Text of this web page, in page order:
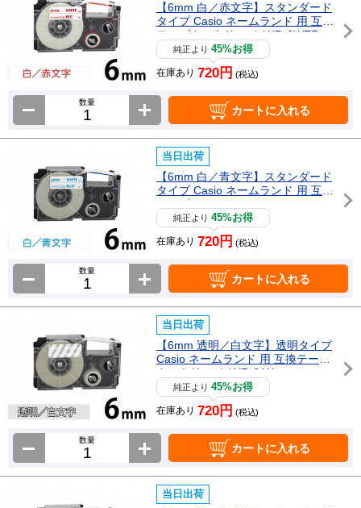
【6mm 白／赤文字】スタンダード
タイプ Casio ネームランド 用 互換
テープカートリッジ / XR-6WER
純正より45%お得
在庫あり 720円 (税込)
数量
カートに入れる
当日出荷
【6mm 白／青文字】スタンダード
タイプ Casio ネームランド 用 互換
テープカートリッジ / XR-6WEB
純正より45%お得
在庫あり 720円 (税込)
数量
カートに入れる
当日出荷
【6mm 透明／白文字】透明タイプ
Casio ネームランド 用 互換テープ
カートリッジ / XR-6AX
純正より45%お得
在庫あり 720円 (税込)
数量
カートに入れる
当日出荷